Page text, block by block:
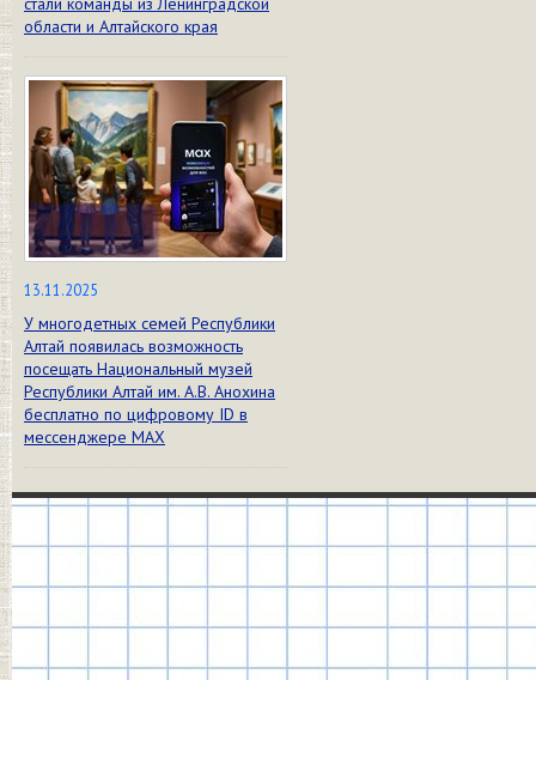
области и Алтайского края
13.11.2025
У многодетных семей Республики
Алтай появилась возможность
посещать Национальный музей
Республики Алтай им. А.В. Анохина
бесплатно по цифровому ID в
мессенджере МАХ